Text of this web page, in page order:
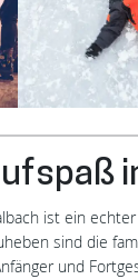
ist ein
sind die
und